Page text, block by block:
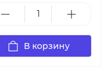
В корзину